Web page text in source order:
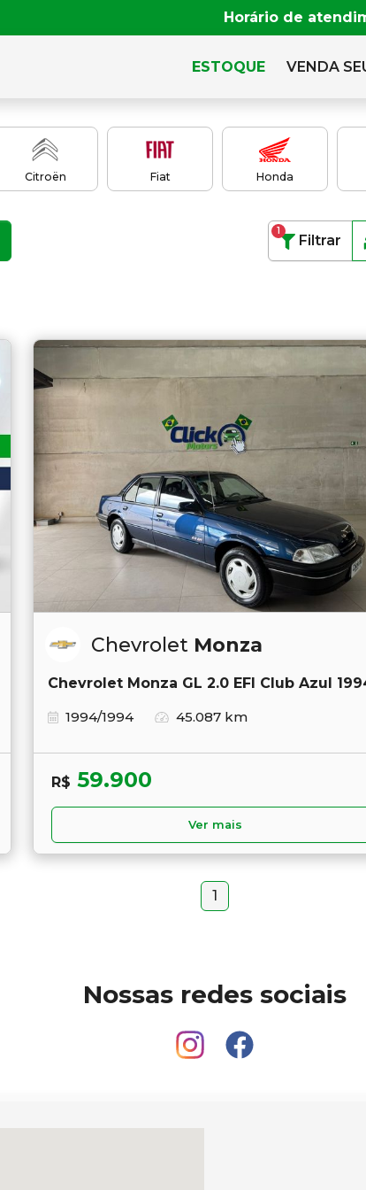
Horário de
ESTOQUE VENDA
Citroën Fiat Honda
Filtrar
1
Chevrolet Monza
Chevrolet Monza GL 2.0 EFI Club Azul
1994/1994
45.087 km
R$ 59.900
Ver mais
1
Nossas redes sociais